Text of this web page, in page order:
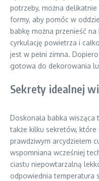
potrzeby, można
formy, aby pomóc w
babkę można przenieść
cyrkulację powietrza i
jest w pełni zimna.
gotowa do dekorowania
Sekrety idealnej
Doskonała babka
także kilku sekretów, które
prawdziwym arcydziełem
wspomniana wcześniej
ciastu niepowtarzalną
odpowiednia temperatura